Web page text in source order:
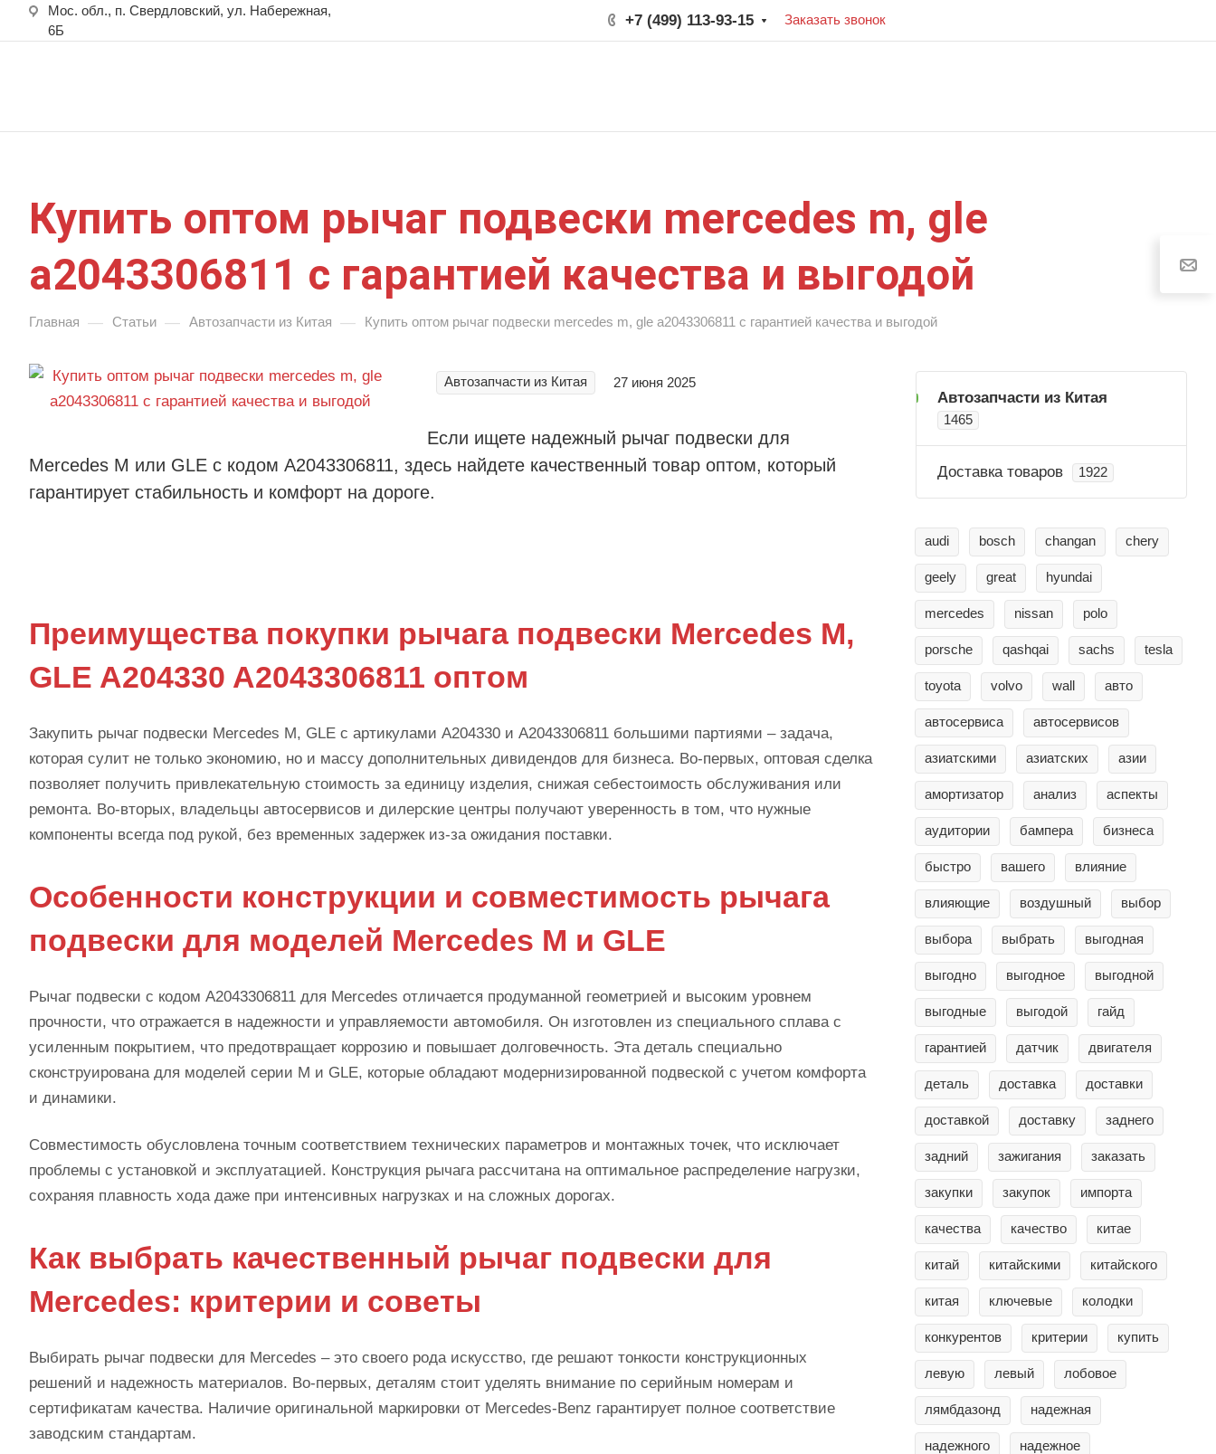
Мос. обл., п. Свердловский, ул. Набережная,
6Б
+7 (499) 113-93-15 Заказать звонок
Купить оптом рычаг подвески mercedes m, gle
a2043306811 с гарантией качества и выгодой
Главная — Статьи — Автозапчасти из Китая — Купить оптом рычаг подвески mercedes m, gle a2043306811 с гарантией качества и выгодой
Автозапчасти из Китая 27 июня 2025
Если ищете надежный рычаг подвески для
Mercedes M или GLE с кодом A2043306811, здесь найдете качественный товар оптом, который
гарантирует стабильность и комфорт на дороге.
Преимущества покупки рычага подвески Mercedes M,
GLE A204330 A2043306811 оптом
Закупить рычаг подвески Mercedes M, GLE с артикулами A204330 и A2043306811 большими партиями – задача,
которая сулит не только экономию, но и массу дополнительных дивидендов для бизнеса. Во-первых, оптовая сделка
позволяет получить привлекательную стоимость за единицу изделия, снижая себестоимость обслуживания или
ремонта. Во-вторых, владельцы автосервисов и дилерские центры получают уверенность в том, что нужные
компоненты всегда под рукой, без временных задержек из-за ожидания поставки.
Особенности конструкции и совместимость рычага
подвески для моделей Mercedes M и GLE
Рычаг подвески с кодом A2043306811 для Mercedes отличается продуманной геометрией и высоким уровнем
прочности, что отражается в надежности и управляемости автомобиля. Он изготовлен из специального сплава с
усиленным покрытием, что предотвращает коррозию и повышает долговечность. Эта деталь специально
сконструирована для моделей серии M и GLE, которые обладают модернизированной подвеской с учетом комфорта
и динамики.
Совместимость обусловлена точным соответствием технических параметров и монтажных точек, что исключает
проблемы с установкой и эксплуатацией. Конструкция рычага рассчитана на оптимальное распределение нагрузки,
сохраняя плавность хода даже при интенсивных нагрузках и на сложных дорогах.
Как выбрать качественный рычаг подвески для
Mercedes: критерии и советы
Выбирать рычаг подвески для Mercedes – это своего рода искусство, где решают тонкости конструкционных
решений и надежность материалов. Во-первых, деталям стоит уделять внимание по серийным номерам и
сертификатам качества. Наличие оригинальной маркировки от Mercedes-Benz гарантирует полное соответствие
заводским стандартам.
Автозапчасти из Китая
1465
Доставка товаров 1922
audi bosch changan chery
geely great hyundai
mercedes nissan polo
porsche qashqai sachs tesla
toyota volvo wall авто
автосервиса автосервисов
азиатскими азиатских азии
амортизатор анализ аспекты
аудитории бампера бизнеса
быстро вашего влияние
влияющие воздушный выбор
выбора выбрать выгодная
выгодно выгодное выгодной
выгодные выгодой гайд
гарантией датчик двигателя
деталь доставка доставки
доставкой доставку заднего
задний зажигания заказать
закупки закупок импорта
качества качество китае
китай китайскими китайского
китая ключевые колодки
конкурентов критерии купить
левую левый лобовое
лямбдазонд надежная
надежного надежное